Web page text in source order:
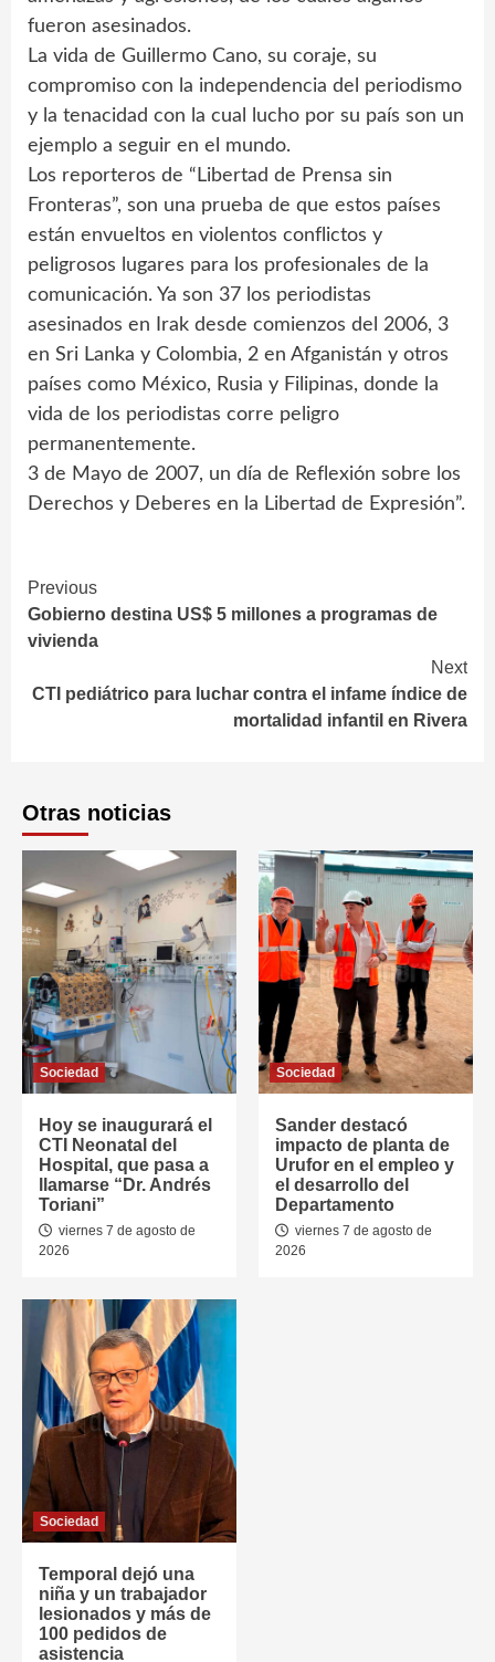
fueron asesinados.
La vida de Guillermo Cano, su coraje, su
compromiso con la independencia del periodismo
y la tenacidad con la cual lucho por su país son un
ejemplo a seguir en el mundo.
Los reporteros de “Libertad de Prensa sin
Fronteras”, son una prueba de que estos países
están envueltos en violentos conflictos y
peligrosos lugares para los profesionales de la
comunicación. Ya son 37 los periodistas
asesinados en Irak desde comienzos del 2006, 3
en Sri Lanka y Colombia, 2 en Afganistán y otros
países como México, Rusia y Filipinas, donde la
vida de los periodistas corre peligro
permanentemente.
3 de Mayo de 2007, un día de Reflexión sobre los
Derechos y Deberes en la Libertad de Expresión”.
Continue
Reading
Previous
Gobierno destina US$ 5 millones a programas de
vivienda
Next
CTI pediátrico para luchar contra el infame índice de
mortalidad infantil en Rivera
Otras noticias
Sociedad
Hoy se inaugurará el
CTI Neonatal del
Hospital, que pasa a
llamarse “Dr. Andrés
Toriani”
viernes 7 de agosto de
2026
Sociedad
Sander destacó
impacto de planta de
Urufor en el empleo y
el desarrollo del
Departamento
viernes 7 de agosto de
2026
Sociedad
Temporal dejó una
niña y un trabajador
lesionados y más de
100 pedidos de
asistencia